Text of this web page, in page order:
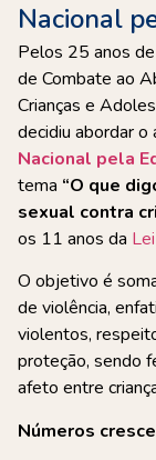
Nacional
Pelos 25 anos
de Combate ao
Crianças e
decidiu abordar o
Nacional pela
tema “O que
sexual contra
os 11 anos da
O objetivo é
de violência,
violentos,
proteção, sendo
afeto entre
Números